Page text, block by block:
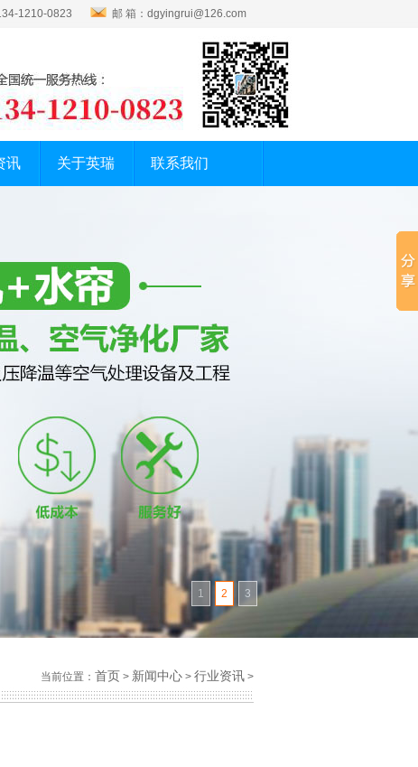
1210-0823 邮 箱：dgyingrui@126.com
讯 关于英瑞 联系我们
1 2 3
当前位置： 首页 > 新闻中心 > 行业资讯 >